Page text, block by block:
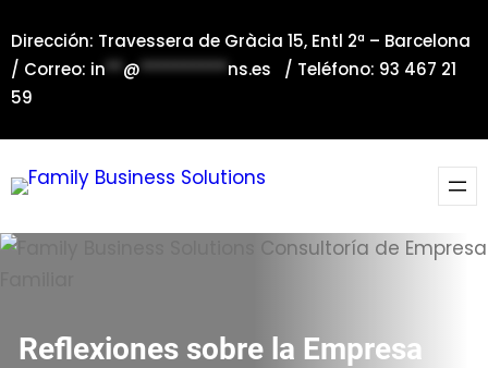
al
contenido
Dirección: Travessera de Gràcia 15, Entl 2ª – Barcelona
/ Correo: in**@**********ns.es / Teléfono: 93 467 21
59
Reflexiones sobre la Empresa